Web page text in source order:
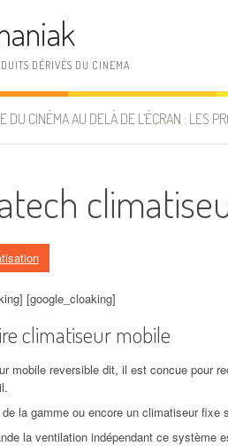
DÉRIVÉS DU CINEMA
DU CINÉMA AU DELÀ DE L’ÉCRAN : LES
[google_cloaking]
climatiseur mobile
mobile reversible dit, il est concue pour
de la gamme ou encore un climatiseur fixe
la ventilation indépendant ce système